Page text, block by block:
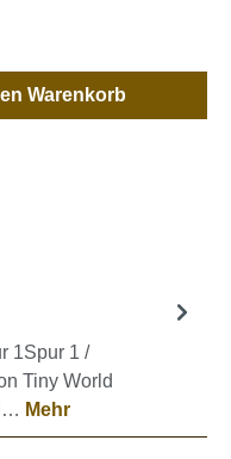
gewünschten
Warenkorb
1Spur 1 /
Tiny World
Mehr